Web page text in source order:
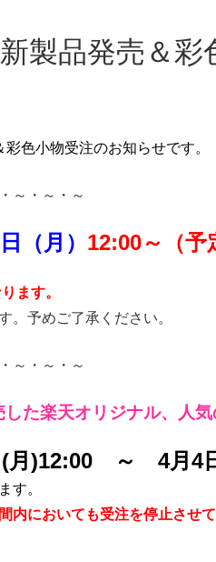
製品発売＆
彩色小物受注のお知らせです。
～・～・～
日（月） 12:00～（予
ます。
。予めご了承ください。
～・～・～
た楽天オリジナル、人
(月)12:00 ～ 4月4
す。
においても受注を停止させ